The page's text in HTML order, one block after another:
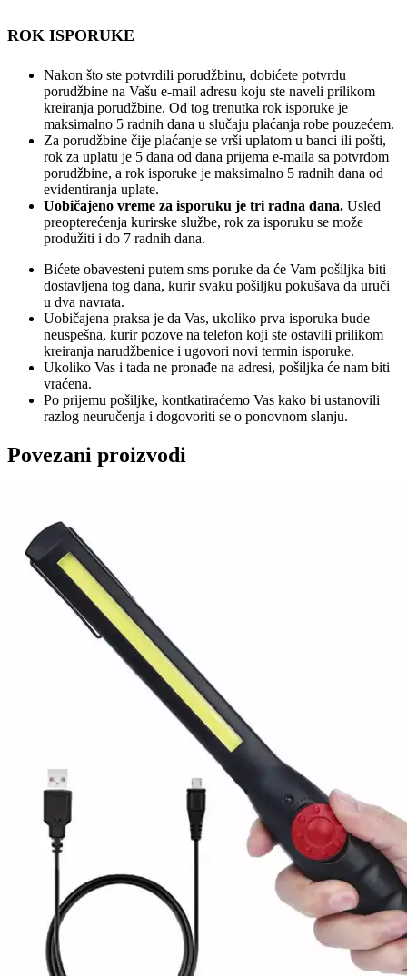
ROK ISPORUKE
Nakon što ste potvrdili porudžbinu, dobićete potvrdu
porudžbine na Vašu e-mail adresu koju ste naveli prilikom
kreiranja porudžbine. Od tog trenutka rok isporuke je
maksimalno 5 radnih dana u slučaju plaćanja robe pouzećem.
Za porudžbine čije plaćanje se vrši uplatom u banci ili pošti,
rok za uplatu je 5 dana od dana prijema e-maila sa potvrdom
porudžbine, a rok isporuke je maksimalno 5 radnih dana od
evidentiranja uplate.
Uobičajeno vreme za isporuku je tri radna dana. Usled
preopterećenja kurirske službe, rok za isporuku se može
produžiti i do 7 radnih dana.
Bićete obavesteni putem sms poruke da će Vam pošiljka biti
dostavljena tog dana, kurir svaku pošiljku pokušava da uruči
u dva navrata.
Uobičajena praksa je da Vas, ukoliko prva isporuka bude
neuspešna, kurir pozove na telefon koji ste ostavili prilikom
kreiranja narudžbenice i ugovori novi termin isporuke.
Ukoliko Vas i tada ne pronađe na adresi, pošiljka će nam biti
vraćena.
Po prijemu pošiljke, kontkatiraćemo Vas kako bi ustanovili
razlog neuručenja i dogovoriti se o ponovnom slanju.
Povezani proizvodi